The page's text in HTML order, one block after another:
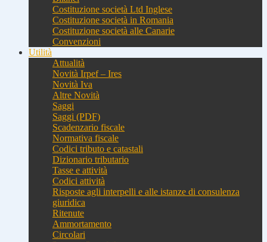
Costituzione società Ltd Inglese
Costituzione società in Romania
Costituzione società alle Canarie
Convenzioni
Utilità
Attualità
Novità Irpef – Ires
Novità Iva
Altre Novità
Saggi
Saggi (PDF)
Scadenzario fiscale
Normativa fiscale
Codici tributo e catastali
Dizionario tributario
Tasse e attività
Codici attività
Risposte agli interpelli e alle istanze di consulenza
giuridica
Ritenute
Ammortamento
Circolari